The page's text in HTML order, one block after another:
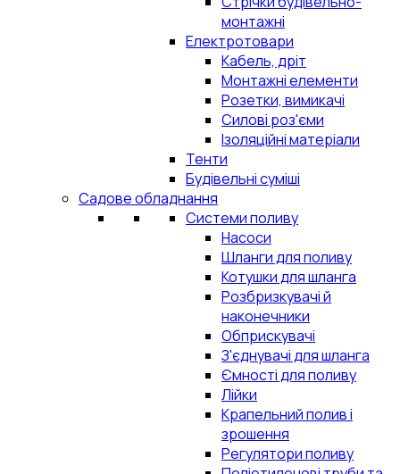
монтажні
Електротовари
Кабель, дріт
Монтажні елементи
Розетки, вимикачі
Силові роз'єми
Ізоляційні матеріали
Тенти
Будівельні суміші
Садове обладнання
Системи поливу
Насоси
Шланги для поливу
Котушки для шланга
Розбризкувачі й
наконечники
Обприскувачі
З'єднувачі для шланга
Ємності для поливу
Лійки
Крапельний полив і
зрошення
Регулятори поливу